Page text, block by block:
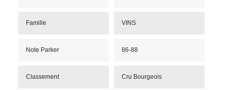
Famille VINS
Note Parker 86-88
Classement Cru Bourgeois